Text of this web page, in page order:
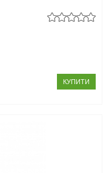
КУПИТИ